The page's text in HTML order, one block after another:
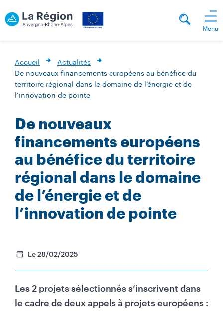
Menu
Accueil
Actualités
De nouveaux financements européens au bénéfice du
territoire régional dans le domaine de l’énergie et de
l’innovation de pointe
De nouveaux
financements européens
au bénéfice du territoire
régional dans le domaine
de l’énergie et de
l’innovation de pointe
Le 28/02/2025
Les 2 projets sélectionnés s’inscrivent dans
le cadre de deux appels à projets européens :